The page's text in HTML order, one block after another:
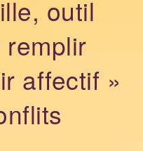
outil
affectif »